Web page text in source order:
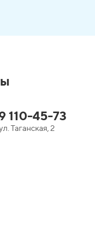
110-45-73
Таганская, 2